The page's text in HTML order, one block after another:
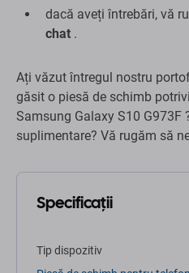
dacă aveți întrebări, vă
chat .
Ați văzut întregul nostru
găsit o piesă de schimb
Samsung Galaxy S10 G973F
suplimentare? Vă rugăm să
Specificații
Tip dispozitiv